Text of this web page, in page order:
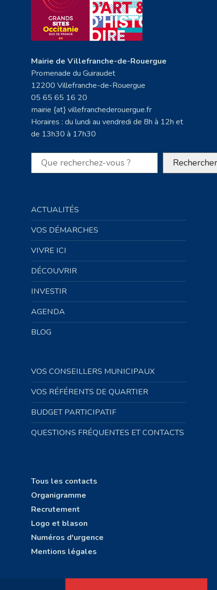
Mairie de Villefranche-de-Rouergue
Promenade du Guiraudet
12200 Villefranche-de-Rouergue
05 65 65 16 20
mairie {at} villefranchederouergue.fr
Horaires : du lundi au vendredi de 8h à 12h et
de 13h30 à 17h30
Rechercher Rechercher
ACTUALITÉS
VOS DÉMARCHES
VIVRE ICI
DÉCOUVRIR
INVESTIR
AGENDA
BLOG
VOS CONSEILLERS MUNICIPAUX
VOS RÉFÉRENTS DE QUARTIER
BUDGET PARTICIPATIF
QUESTIONS FRÉQUENTES ET CONTACTS
Tous les contacts
Organigramme
Recrutement
Logo et blason
Numéros d'urgence
Mentions légales